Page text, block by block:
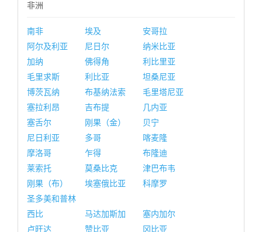
非洲
南非 埃及
安哥拉
阿尔及利亚
尼日尔
纳米比亚
加纳
佛得角
利比里亚
毛里求斯
利比亚
坦桑尼亚
博茨瓦纳
布基纳法索
毛里塔尼亚
塞拉利昂
吉布提
几内亚
塞舌尔
刚果（金）
贝宁
尼日利亚
多哥
喀麦隆
摩洛哥
乍得
布隆迪
莱索托
莫桑比克
津巴布韦
刚果（布）
埃塞俄比亚
科摩罗
圣多美和普林
西比
马达加斯加
塞内加尔
卢旺达
赞比亚 冈比亚